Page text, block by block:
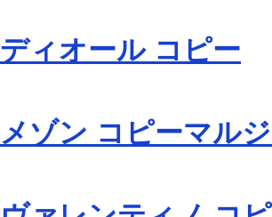
ディオール コピー
メゾン コピーマル